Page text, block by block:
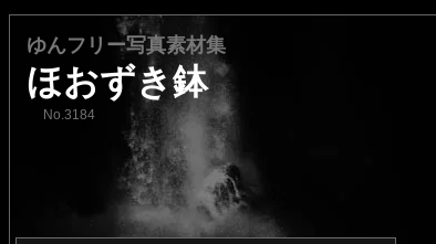
ゆんフリー写真素材集
ほおずき鉢
No.3184